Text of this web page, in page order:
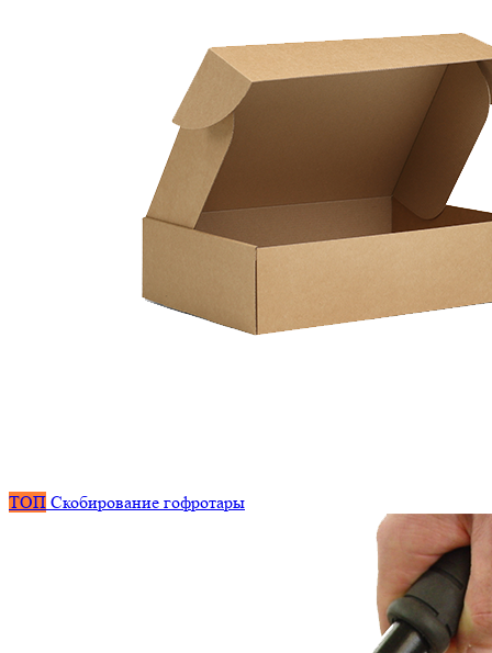
ТОП Скобирование гофротары